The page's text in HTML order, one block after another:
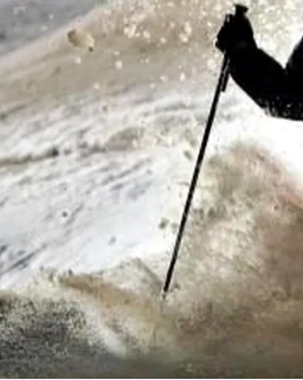
Curling
Dostihy
Florbal
Futsal
Golf
Gymnastika